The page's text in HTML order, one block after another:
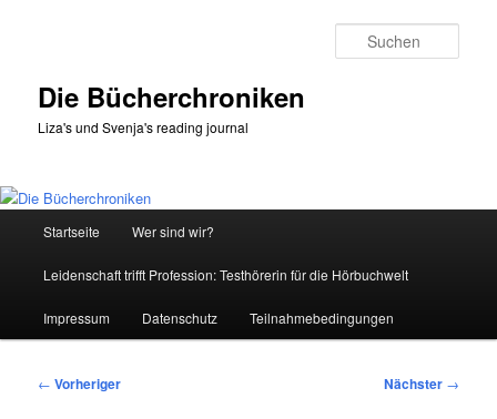
Die Bücherchroniken
Liza's und Svenja's reading journal
Startseite Wer sind wir?
Leidenschaft trifft Profession: Testhörerin für die Hörbuchwelt
Impressum Datenschutz Teilnahmebedingungen
Beitragsnavigation
← Vorheriger Nächster →